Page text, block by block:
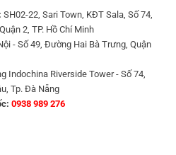
SH02-22, Sari Town, KĐT Sala, Số 74,
2, TP. Hồ Chí Minh
- Số 49, Đường Hai Bà Trưng, Quận
Indochina Riverside Tower - Số 74,
Tp. Đà Nẵng
0938 989 276